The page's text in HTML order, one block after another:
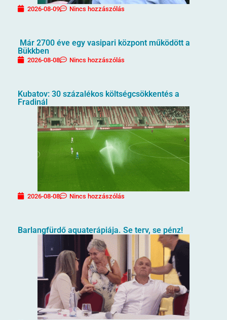
2026-08-09 Nincs hozzászólás
Már 2700 éve egy vasipari központ működött a
Bükkben
2026-08-08 Nincs hozzászólás
Kubatov: 30 százalékos költségcsökkentés a
Fradinál
2026-08-08 Nincs hozzászólás
Barlangfürdő aquaterápiája. Se terv, se pénz!